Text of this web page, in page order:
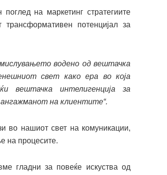
на маркетинг стратегиите
трансформативен потенцијал за
водено од вештачка
свет како ера во која
вештачка интелигенција за
на клиентите“.
во нашиот свет на комуникации,
на процесите.
гладни за повеќе искуства од